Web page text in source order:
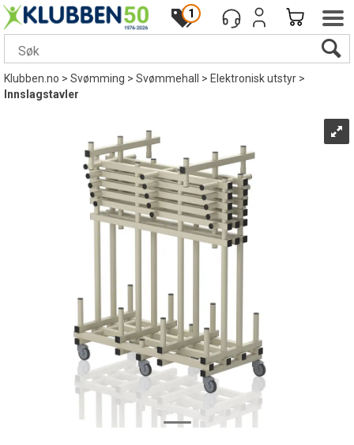
1
Klubben.no>Svømming>Svømmehall >Elektronisk utstyr>
Innslagstavler